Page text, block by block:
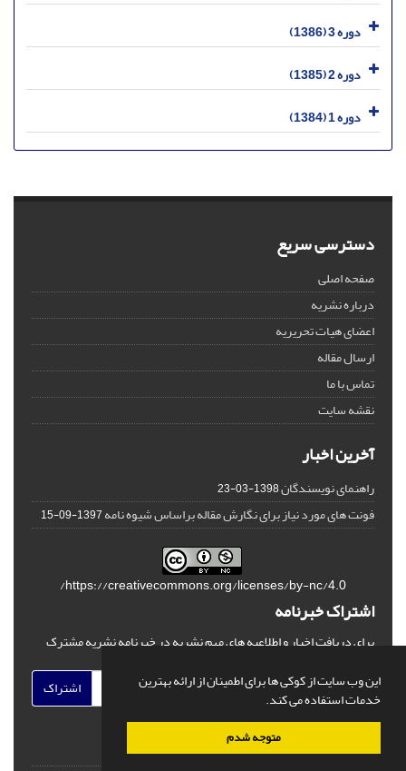
این وب سایت از کوکی ها برای اطمینان از ارائه بهترین
خدمات استفاده می کند.
متوجه شدم
دوره 3 (1386)
دوره 2 (1385)
دوره 1 (1384)
دسترسی سریع
صفحه اصلی
درباره نشریه
اعضای هیات تحریریه
ارسال مقاله
تماس با ما
نقشه سایت
آخرین اخبار
راهنمای نویسندگان1398-03-23
فونت های مورد نیاز برای نگارش مقاله براساس شیوه نامه1397-09-15
https://creativecommons.org/licenses/by-nc/4.0/
اشتراک خبرنامه
برای دریافت اخبار و اطلاعیه های مهم نشریه در خبرنامه نشریه مشترک
اشتراک